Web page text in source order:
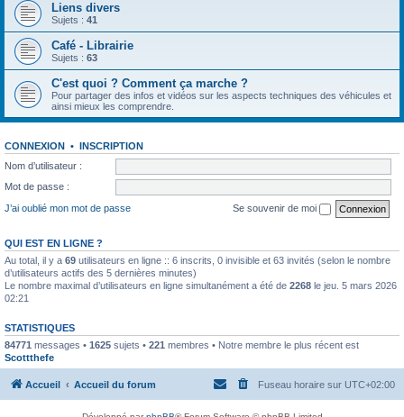
Liens divers
Sujets : 41
Café - Librairie
Sujets : 63
C'est quoi ? Comment ça marche ?
Pour partager des infos et vidéos sur les aspects techniques des véhicules et
ainsi mieux les comprendre.
CONNEXION • INSCRIPTION
Nom d’utilisateur :
Mot de passe :
J’ai oublié mon mot de passe
Se souvenir de moi
QUI EST EN LIGNE ?
Au total, il y a 69 utilisateurs en ligne :: 6 inscrits, 0 invisible et 63 invités (selon le nombre
d’utilisateurs actifs des 5 dernières minutes)
Le nombre maximal d’utilisateurs en ligne simultanément a été de 2268 le jeu. 5 mars 2026
02:21
STATISTIQUES
84771 messages • 1625 sujets • 221 membres • Notre membre le plus récent est
Scottthefe
Accueil Accueil du forum Fuseau horaire sur UTC+02:00